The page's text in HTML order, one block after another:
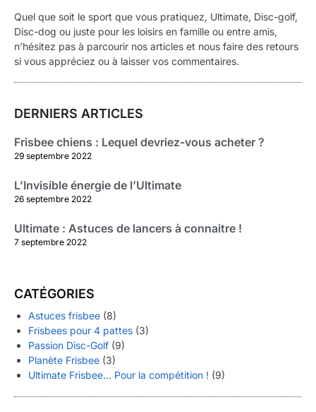
Quel que soit le sport que vous pratiquez, Ultimate, Disc-golf,
Disc-dog ou juste pour les loisirs en famille ou entre amis,
n’hésitez pas à parcourir nos articles et nous faire des retours
si vous appréciez ou à laisser vos commentaires.
DERNIERS ARTICLES
Frisbee chiens : Lequel devriez-vous acheter ?
29 septembre 2022
L’Invisible énergie de l’Ultimate
26 septembre 2022
Ultimate : Astuces de lancers à connaitre !
7 septembre 2022
CATÉGORIES
Astuces frisbee (8)
Frisbees pour 4 pattes (3)
Passion Disc-Golf (9)
Planète Frisbee (3)
Ultimate Frisbee… Pour la compétition ! (9)